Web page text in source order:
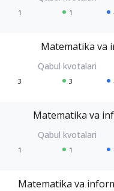
1 1
Matematika va
3 3
Matematika va
1 1
Matematika va